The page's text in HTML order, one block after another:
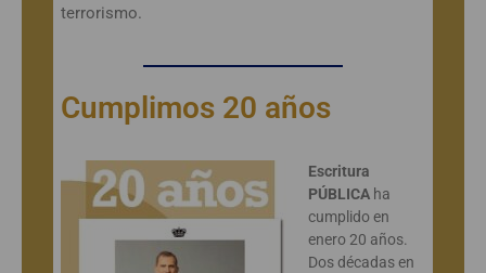
terrorismo.
Cumplimos 20 años
Escritura
PÚBLICA ha
cumplido en
enero 20 años.
Dos décadas en